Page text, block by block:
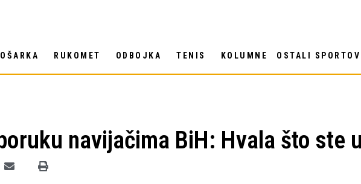
RUKOMET ODBOJKA TENIS KOLUMNE OSTALI SPORTOVI
navijačima BiH: Hvala što ste